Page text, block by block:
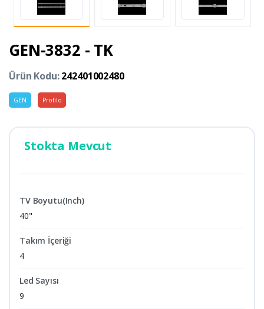
GEN-3832 - TK
Ürün Kodu:242401002480
GEN Profilo
Stokta Mevcut
TV Boyutu(Inch)
40"
Takım İçeriği
4
Led Sayısı
9